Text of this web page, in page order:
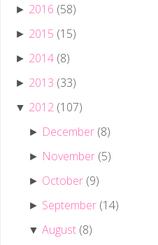
► 2016 (58)
► 2015 (15)
► 2014 (8)
► 2013 (33)
▼ 2012 (107)
► December (8)
► November (5)
► October (9)
► September (14)
▼August (8)